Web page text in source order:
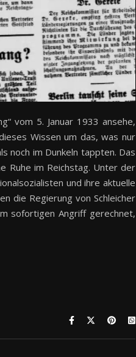
vom 5. Januar 1933 ansehe,
Wissen um das, was nur
noch im Dunkeln tappten. Das
Ruhe im Reichstag. Unter der
und ihre aktuelle
die Regierung von Schleicher
sofortigen Angriff gerechnet,